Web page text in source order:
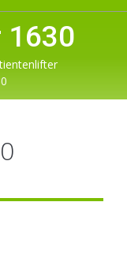
1630